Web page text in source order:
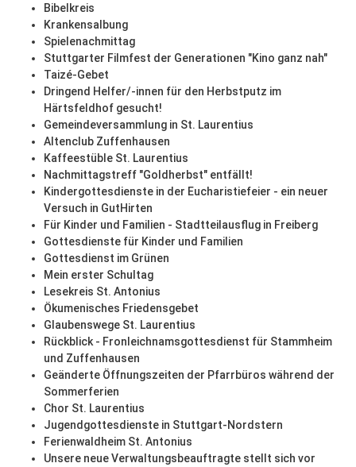
Bibelkreis
Krankensalbung
Spielenachmittag
Stuttgarter Filmfest der Generationen "Kino ganz nah"
Taizé-Gebet
Dringend Helfer/-innen für den Herbstputz im
Härtsfeldhof gesucht!
Gemeindeversammlung in St. Laurentius
Altenclub Zuffenhausen
Kaffeestüble St. Laurentius
Nachmittagstreff "Goldherbst" entfällt!
Kindergottesdienste in der Eucharistiefeier - ein neuer
Versuch in GutHirten
Für Kinder und Familien - Stadtteilausflug in Freiberg
Gottesdienste für Kinder und Familien
Gottesdienst im Grünen
Mein erster Schultag
Lesekreis St. Antonius
Ökumenisches Friedensgebet
Glaubenswege St. Laurentius
Rückblick - Fronleichnamsgottesdienst für Stammheim
und Zuffenhausen
Geänderte Öffnungszeiten der Pfarrbüros während der
Sommerferien
Chor St. Laurentius
Jugendgottesdienste in Stuttgart-Nordstern
Ferienwaldheim St. Antonius
Unsere neue Verwaltungsbeauftragte stellt sich vor